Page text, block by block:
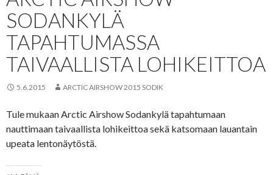
SODANKYLÄ
TAPAHTUMASSA
TAIVAALLISTA LOHIKEITTOA
5.6.2015 ARCTIC AIRSHOW 2015 SODIK
Tule mukaan Arctic Airshow Sodankylä tapahtumaan
nauttimaan taivaallista lohikeittoa sekä katsomaan lauantain
upeata lentonäytöstä.